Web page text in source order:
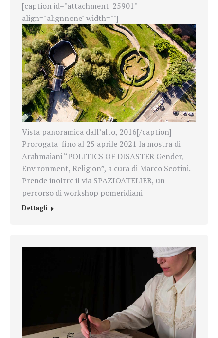
[caption id="attachment_25901"
align="alignnone" width=""]
Vista panoramica dall’alto, 2016[/caption]
Prorogata fino al 25 aprile 2021 la mostra di
Arahmaiani “POLITICS OF DISASTER Gender,
Environment, Religion”, a cura di Marco Scotini.
Prende inoltre il via SPAZIOATELIER, un
percorso di workshop pomeridiani
Dettagli